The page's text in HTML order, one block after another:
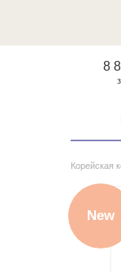
8
Корейская
New